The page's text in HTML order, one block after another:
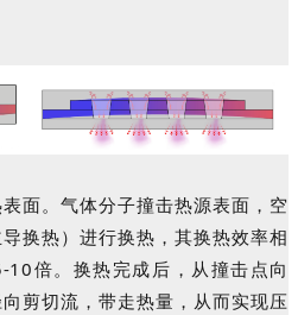
面。气体分子撞击热源表面，空
换热）进行换热，其换热效率相
10倍。换热完成后，从撞击点向
剪切流，带走热量， 从而实现压